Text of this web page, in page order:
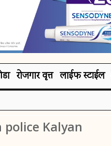
रोजगार वृत्त लाईफ स्टाईल
police Kalyan